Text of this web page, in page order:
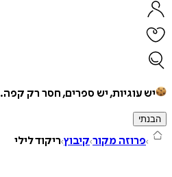
יש עוגיות, יש ספרים, חסר רק קפה.
הבנתי
פרוזה מקור קיבוץ ריקוד לילי